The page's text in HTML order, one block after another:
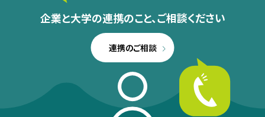
企業と大学の連携のこと、ご相談ください
連携のご相談